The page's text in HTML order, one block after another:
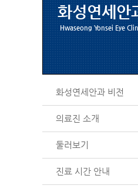
화성연세안
Hwaseong Yonsei Eye
화성연세안과 비전
의료진 소개
둘러보기
진료 시간 안내